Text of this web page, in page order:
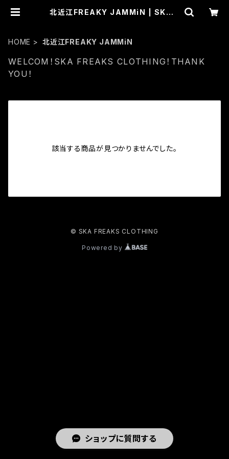
北近江FREAKY JAMMiN | SKA F
HOME 北近江FREAKY JAMMiN
WELCOM！SKA FREAKS CLOTHING！THANK
YOU！
該当する商品が見つかりませんでした。
© SKA FREAKS CLOTHING
Powered by
ショップに質問する